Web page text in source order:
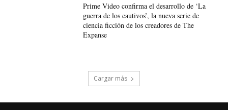
Prime Video confirma el desarrollo de ‘La
guerra de los cautivos’, la nueva serie de
ciencia ficción de los creadores de The
Expanse
Cargar más